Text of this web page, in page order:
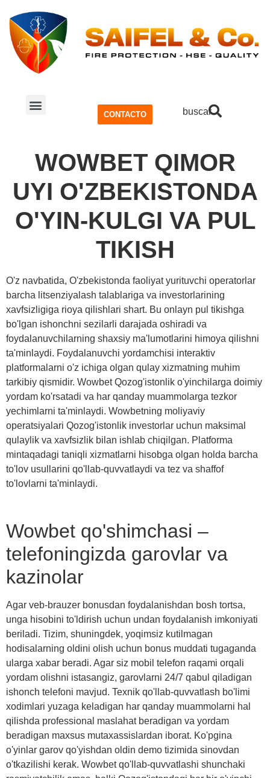
CONTACTO buscar
WOWBET QIMOR
UYI O'ZBEKISTONDA
O'YIN-KULGI VA PUL
TIKISH
O'z navbatida, O'zbekistonda faoliyat yurituvchi operatorlar
barcha litsenziyalash talablariga va investorlarining
xavfsizligiga rioya qilishlari shart. Bu onlayn pul tikishga
bo'lgan ishonchni sezilarli darajada oshiradi va
foydalanuvchilarning shaxsiy ma'lumotlarini himoya qilishni
ta'minlaydi. Foydalanuvchi yordamchisi interaktiv
platformalarni o'z ichiga olgan qulay xizmatning muhim
tarkibiy qismidir. Wowbet Qozog'istonlik o'yinchilarga doimiy
yordam ko'rsatadi va har qanday muammolarga tezkor
yechimlarni ta'minlaydi. Wowbetning moliyaviy
operatsiyalari Qozog'istonlik investorlar uchun maksimal
qulaylik va xavfsizlik bilan ishlab chiqilgan. Platforma
mintaqadagi taniqli xizmatlarni hisobga olgan holda barcha
to'lov usullarini qo'llab-quvvatlaydi va tez va shaffof
to'lovlarni ta'minlaydi.
Wowbet qo'shimchasi –
telefoningizda garovlar va
kazinolar
Agar veb-brauzer bonusdan foydalanishdan bosh tortsa,
unga hisobini to'ldirish uchun undan foydalanish imkoniyati
beriladi. Tizim, shuningdek, yoqimsiz kutilmagan
hodisalarning oldini olish uchun bonus muddati tugaganda
ularga xabar beradi. Agar siz mobil telefon raqami orqali
yordam olishni istasangiz, garovlarni 24/7 qabul qiladigan
ishonch telefoni mavjud. Texnik qo'llab-quvvatlash bo'limi
xodimlari yuzaga keladigan har qanday muammolarni hal
qilishda professional maslahat beradigan va yordam
beradigan maxsus mutaxassislardan iborat. Ko'pgina
o'yinlar garov qo'yishdan oldin demo tizimida sinovdan
o'tkazilishi kerak. Wowbet qo'llab-quvvatlashi shunchaki